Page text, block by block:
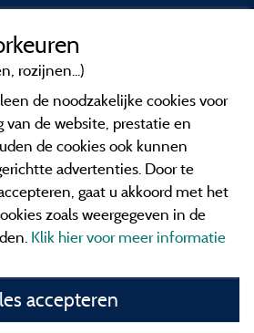
terms of use
rozijnen...)
de noodzakelijke cookies voor
de website, prestatie en
de cookies ook kunnen
advertenties. Door te
gaat u akkoord met het
zoals weergegeven in de
Klik hier voor meer informatie
accepteren